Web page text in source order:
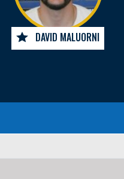
DAVID MALUORNI